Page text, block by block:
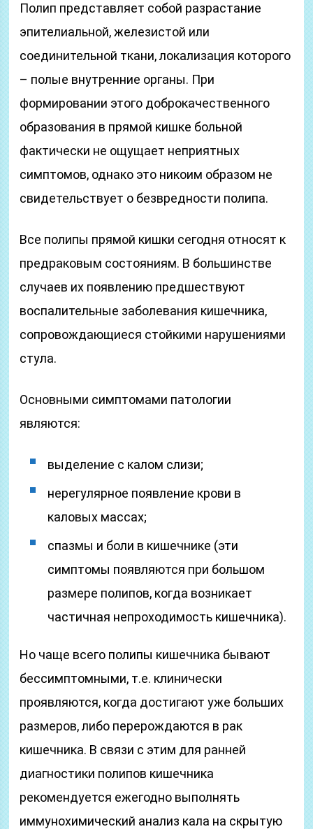
Полип представляет собой разрастание
эпителиальной, железистой или
соединительной ткани, локализация которого
– полые внутренние органы. При
формировании этого доброкачественного
образования в прямой кишке больной
фактически не ощущает неприятных
симптомов, однако это никоим образом не
свидетельствует о безвредности полипа.
Все полипы прямой кишки сегодня относят к
предраковым состояниям. В большинстве
случаев их появлению предшествуют
воспалительные заболевания кишечника,
сопровождающиеся стойкими нарушениями
стула.
Основными симптомами патологии
являются:
выделение с калом слизи;
нерегулярное появление крови в
каловых массах;
спазмы и боли в кишечнике (эти
симптомы появляются при большом
размере полипов, когда возникает
частичная непроходимость кишечника).
Но чаще всего полипы кишечника бывают
бессимптомными, т.е. клинически
проявляются, когда достигают уже больших
размеров, либо перерождаются в рак
кишечника. В связи с этим для ранней
диагностики полипов кишечника
рекомендуется ежегодно выполнять
иммунохимический анализ кала на скрытую